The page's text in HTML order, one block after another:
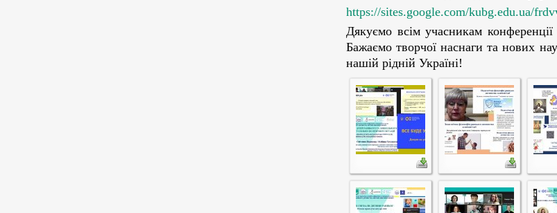
https://sites.google.com/kubg.edu.ua/
Дякуємо всім учасникам
Бажаємо творчої наснаги та нових
нашій рідній Україні!